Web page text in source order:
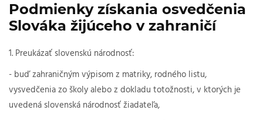
Podmienky získania osvedčenia
Slováka žijúceho v zahraničí
1. Preukázať slovenskú národnosť:
- buď zahraničným výpisom z matriky, rodného listu,
vysvedčenia zo školy alebo z dokladu totožnosti, v ktorých je
uvedená slovenská národnosť žiadateľa,